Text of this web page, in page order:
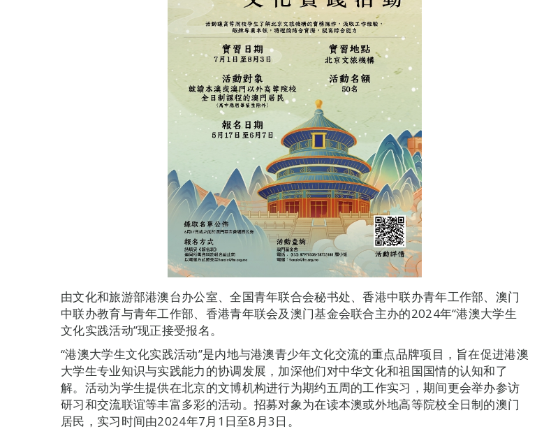
由文化和旅游部港澳台办公室、全国青年联合会秘书处、香港中联办青年工作部、澳门
中联办教育与青年工作部、香港青年联会及澳门基金会联合主办的2024年“港澳大学生
文化实践活动”现正接受报名。
“港澳大学生文化实践活动”是内地与港澳青少年文化交流的重点品牌项目，旨在促进港澳
大学生专业知识与实践能力的协调发展，加深他们对中华文化和祖国国情的认知和了
解。活动为学生提供在北京的文博机构进行为期约五周的工作实习，期间更会举办参访
研习和交流联谊等丰富多彩的活动。招募对象为在读本澳或外地高等院校全日制的澳门
居民，实习时间由2024年7月1日至8月3日。